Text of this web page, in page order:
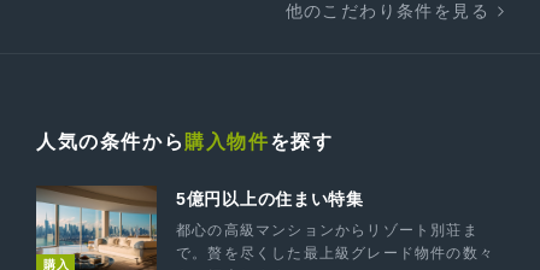
他のこだわり条件を見る
人気の条件から 購入物件を探す
購入
5億円以上の住まい特集
都心の高級マンションからリゾート別荘ま
で。贅を尽くした最上級グレード物件の数々